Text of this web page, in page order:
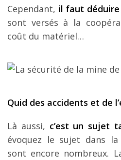
Cependant, il faut déduire
sont versés à la
coût du matériel…
Quid des accidents et de
Là aussi, c’est un sujet
évoquez le sujet dans
sont encore nombreux.